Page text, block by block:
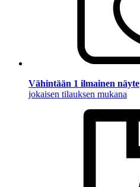
Vähintään 1 ilmainen näyte
jokaisen tilauksen mukana